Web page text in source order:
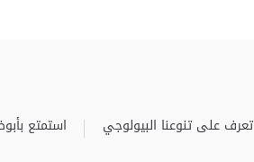
تعرف على تنوعنا البيولوجي استمتع